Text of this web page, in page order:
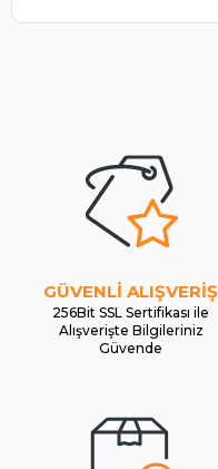
GÜVENLİ ALIŞVERİŞ
256Bit SSL Sertifikası ile
Alışverişte Bilgileriniz
Güvende